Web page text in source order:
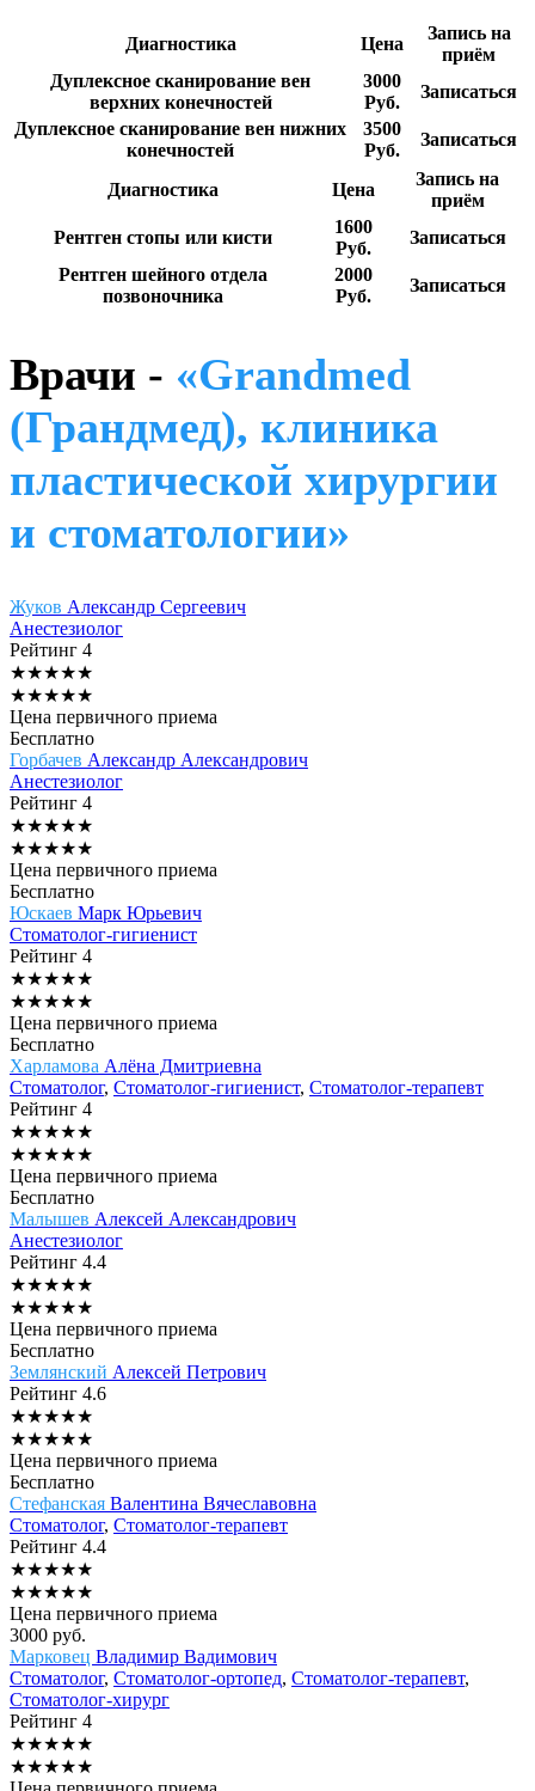
Диагностика Цена
Запись на
приём
Дуплексное сканирование вен
верхних конечностей
3000
Руб.
Записаться
Дуплексное сканирование вен нижних
конечностей
3500
Руб.
Записаться
Диагностика Цена
Запись на
приём
Рентген стопы или кисти
1600
Руб.
Записаться
Рентген шейного отдела
позвоночника
2000
Руб.
Записаться
Врачи - «Grandmed
(Грандмед), клиника
пластической хирургии
и стоматологии»
Жуков Александр Сергеевич
Анестезиолог
Рейтинг 4
★★★★★
★★★★★
Цена первичного приема
Бесплатно
Горбачев Александр Александрович
Анестезиолог
Рейтинг 4
★★★★★
★★★★★
Цена первичного приема
Бесплатно
Юскаев Марк Юрьевич
Стоматолог-гигиенист
Рейтинг 4
★★★★★
★★★★★
Цена первичного приема
Бесплатно
Харламова Алёна Дмитриевна
Стоматолог, Стоматолог-гигиенист, Стоматолог-терапевт
Рейтинг 4
★★★★★
★★★★★
Цена первичного приема
Бесплатно
Малышев Алексей Александрович
Анестезиолог
Рейтинг 4.4
★★★★★
★★★★★
Цена первичного приема
Бесплатно
Землянский Алексей Петрович
Рейтинг 4.6
★★★★★
★★★★★
Цена первичного приема
Бесплатно
Стефанская Валентина Вячеславовна
Стоматолог, Стоматолог-терапевт
Рейтинг 4.4
★★★★★
★★★★★
Цена первичного приема
3000 руб.
Марковец Владимир Вадимович
Стоматолог, Стоматолог-ортопед, Стоматолог-терапевт,
Стоматолог-хирург
Рейтинг 4
★★★★★
★★★★★